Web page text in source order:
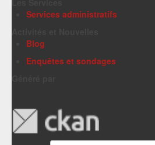
Services administratifs
Blog
Enquêtes et sondages